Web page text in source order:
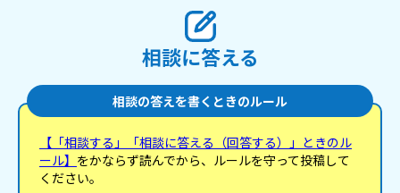
相談に答える
相談の答えを書くときのルール
【「相談する」「相談に答える（回答する）」ときのル
ール】 をかならず読んでから、ルールを守って投稿して
ください。